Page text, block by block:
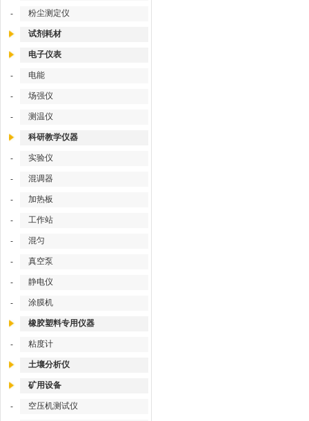
- 粉尘测定仪
试剂耗材
电子仪表
- 电能
- 场强仪
- 测温仪
科研教学仪器
- 实验仪
- 混调器
- 加热板
- 工作站
- 混匀
- 真空泵
- 静电仪
- 涂膜机
橡胶塑料专用仪器
- 粘度计
土壤分析仪
矿用设备
- 空压机测试仪